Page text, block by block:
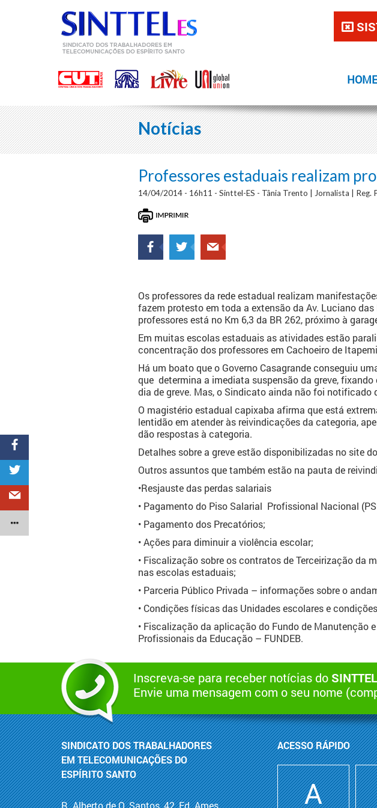
Notícias
Professores estaduais realizam
14/04/2014 - 16h11 - Sinttel-ES - Tânia Trento | Jornalista | Reg.
Os professores da rede estadual realizam
fazem protesto em toda a extensão da Av. Luciano
professores está no Km 6,3 da BR 262, próximo à
Em muitas escolas estaduais as atividades estão
concentração dos professores em Cachoeiro de
Há um boato que o Governo Casagrande conseguiu
que determina a imediata suspensão da greve,
dia de greve. Mas, o Sindicato ainda não foi
O magistério estadual capixaba afirma que está
lentidão em atender às reivindicações da categoria,
dão respostas à categoria.
Detalhes sobre a greve estão disponibilizadas no site
Outros assuntos que também estão na pauta de
•Resjauste das perdas salariais
• Pagamento do Piso Salarial Profissional Nacional
• Pagamento dos Precatórios;
• Ações para diminuir a violência escolar;
• Fiscalização sobre os contratos de Terceirização da
nas escolas estaduais;
• Parceria Público Privada – informações sobre o
• Condições físicas das Unidades escolares e
• Fiscalização da aplicação do Fundo de Manutenção
Profissionais da Educação – FUNDEB.
Inscreva-se para receber notícias do
Envie uma mensagem com o seu nome
SINDICATO DOS TRABALHADORES
EM TELECOMUNICAÇÕES DO
ESPÍRITO SANTO
R. Alberto de O. Santos, 42, Ed. Ames,
ACESSO RÁPIDO
A